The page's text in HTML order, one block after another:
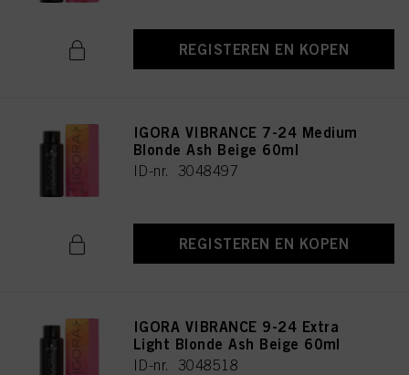
REGISTEREN EN KOPEN
IGORA VIBRANCE 7-24 Medium
Blonde Ash Beige 60ml
ID-nr. 3048497
REGISTEREN EN KOPEN
IGORA VIBRANCE 9-24 Extra
Light Blonde Ash Beige 60ml
ID-nr. 3048518